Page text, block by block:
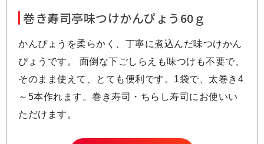
巻き寿司亭味つけかんぴょう60ｇ
かんぴょうを柔らかく、丁寧に煮込んだ味つけかん
ぴょうです。 面倒な下ごしらえも味つけも不要で、
そのまま使えて、とても便利です。1袋で、太巻き4
～5本作れます。巻き寿司・ちらし寿司にお使いい
ただけます。